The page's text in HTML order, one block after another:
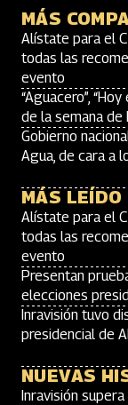
MÁS
Alístate para el
todas las
evento
“Aguacero”,
de la semana de
Gobierno
Agua, de cara a
MÁS LEÍDO
Alístate para el
todas las
evento
Presentan
elecciones
Inravisión tuvo
presidencial de
NUEVAS
Inravisión